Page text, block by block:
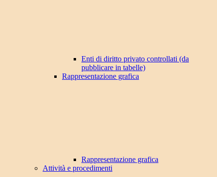
Enti di diritto privato controllati (da
pubblicare in tabelle)
Rappresentazione grafica
Rappresentazione grafica
Attività e procedimenti